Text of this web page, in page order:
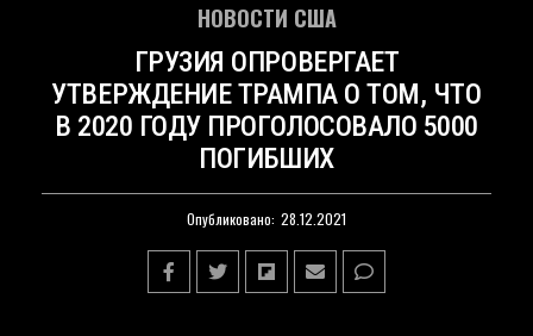
НОВОСТИ США
ГРУЗИЯ ОПРОВЕРГАЕТ
УТВЕРЖДЕНИЕ ТРАМПА О ТОМ, ЧТО
В 2020 ГОДУ ПРОГОЛОСОВАЛО 5000
ПОГИБШИХ
Опубликовано: 28.12.2021